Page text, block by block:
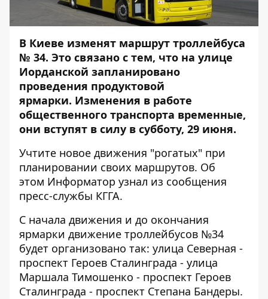
В Киеве изменят маршрут троллейбуса
№ 34. Это связано с тем, что на улице
Иорданской запланировано
проведения продуктовой
ярмарки. Изменения в работе
общественного транспорта временные,
они вступят в силу в субботу, 29 июня.
Учтите новое движения "рогатых" при
планировании своих маршрутов. Об
этом Информатор узнал из сообщения
пресс-службы КГГА.
С начала движения и до окончания
ярмарки движение троллейбусов №34
будет организовано так: улица Северная -
проспект Героев Сталинграда - улица
Маршала Тимошенко - проспект Героев
Сталинграда - проспект Степана Бандеры.